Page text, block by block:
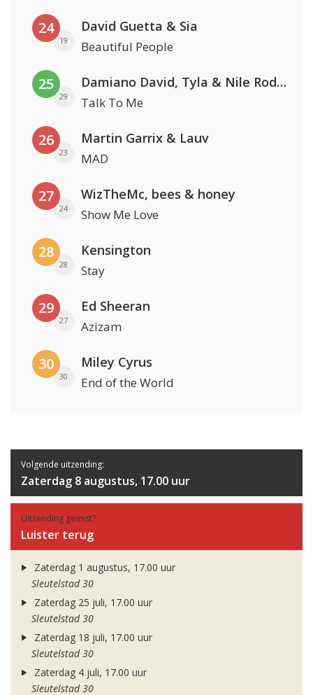
24
19
David Guetta & Sia
Beautiful People
25
29
Damiano David, Tyla & Nile Rodgers
Talk To Me
26
23
Martin Garrix & Lauv
MAD
27
24
WizTheMc, bees & honey
Show Me Love
28
28
Kensington
Stay
29
27
Ed Sheeran
Azizam
30
30
Miley Cyrus
End of the World
Volgende uitzending:
Zaterdag 8 augustus, 17.00 uur
Uitzending gemist?
Luister terug
Zaterdag 1 augustus, 17.00 uur
Sleutelstad 30
Zaterdag 25 juli, 17.00 uur
Sleutelstad 30
Zaterdag 18 juli, 17.00 uur
Sleutelstad 30
Zaterdag 4 juli, 17.00 uur
Sleutelstad 30